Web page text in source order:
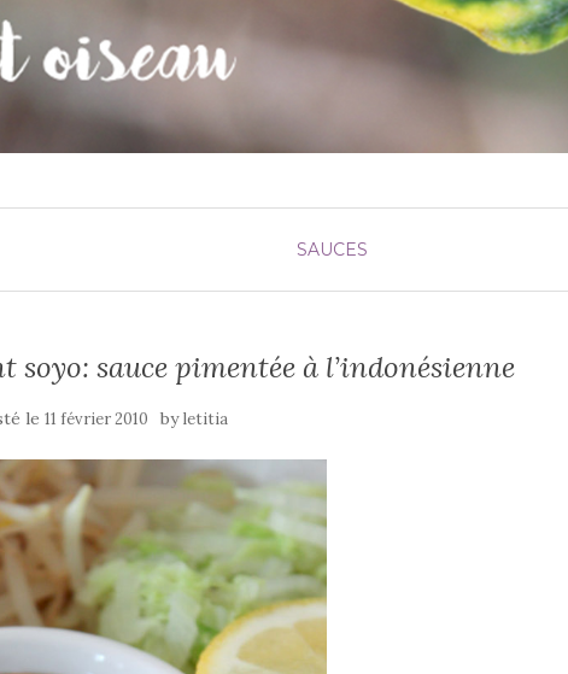
SAUCES
soyo: sauce pimentée à l’indonésienne
le 11 février 2010 byletitia